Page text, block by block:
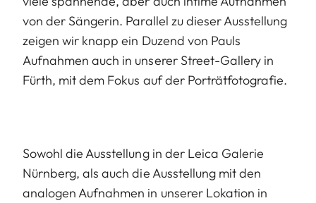
von der Sängerin. Parallel zu dieser Ausstellung
zeigen wir knapp ein Duzend von Pauls
Aufnahmen auch in unserer Street-Gallery in
Fürth, mit dem Fokus auf der Porträtfotografie.
Sowohl die Ausstellung in der Leica Galerie
Nürnberg, als auch die Ausstellung mit den
analogen Aufnahmen in unserer Lokation in